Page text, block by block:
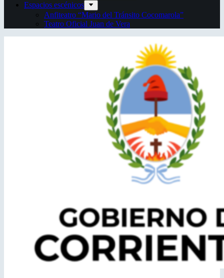
Espacios escénicos
Anfiteatro “Mario del Tránsito Cocomarola”
Teatro Oficial Juan de Vera